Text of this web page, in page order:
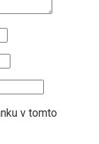
v tomto